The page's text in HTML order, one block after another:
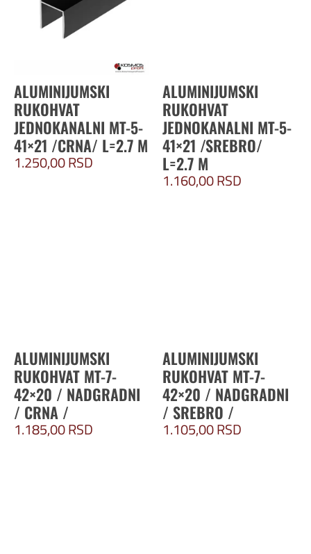
ALUMINIJUMSKI
RUKOHVAT
JEDNOKANALNI MT-5-
41×21 /CRNA/ L=2.7 M
1.250,00RSD
ALUMINIJUMSKI
RUKOHVAT
JEDNOKANALNI MT-5-
41×21 /SREBRO/
L=2.7 M
1.160,00RSD
ALUMINIJUMSKI
RUKOHVAT MT-7-
42×20 / NADGRADNI
/ CRNA /
1.185,00RSD
ALUMINIJUMSKI
RUKOHVAT MT-7-
42×20 / NADGRADNI
/ SREBRO /
1.105,00RSD